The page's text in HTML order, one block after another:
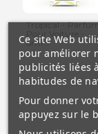
Tropical -
Pour Voiture -
6ml...
Ce site Web
pour améliorer
publicités liées
habitudes de
Pour donner
appuyez sur le